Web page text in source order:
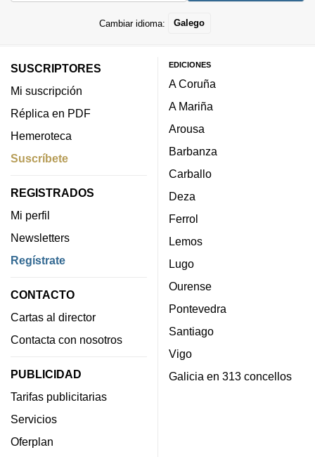
Cambiar idioma: Galego
SUSCRIPTORES
Mi suscripción
Réplica en PDF
Hemeroteca
Suscríbete
REGISTRADOS
Mi perfil
Newsletters
Regístrate
CONTACTO
Cartas al director
Contacta con nosotros
PUBLICIDAD
Tarifas publicitarias
Servicios
Oferplan
EDICIONES
A Coruña
A Mariña
Arousa
Barbanza
Carballo
Deza
Ferrol
Lemos
Lugo
Ourense
Pontevedra
Santiago
Vigo
Galicia en 313 concellos